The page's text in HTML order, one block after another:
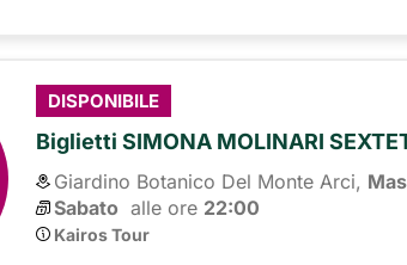
DISPONIBILE
Biglietti SIMONA MOLINARI
Giardino Botanico Del Monte Arci,
Sabato alle ore 22:00
Kairos Tour